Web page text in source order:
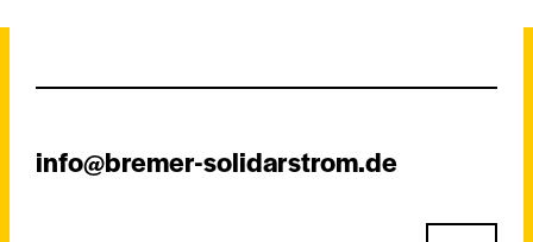
info@bremer-solidarstrom.de